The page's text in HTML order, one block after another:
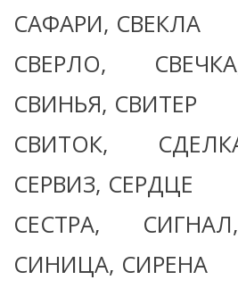
САФАРИ, СВЕКЛА
СВЕРЛО,
СВИНЬЯ, СВИТЕР
СВИТОК,
СЕРВИЗ, СЕРДЦЕ
СЕСТРА,
СИНИЦА, СИРЕНА